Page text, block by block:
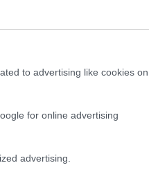
to advertising like cookies on
for online advertising
advertising.
Πιστοποίηση
αναζήτησης